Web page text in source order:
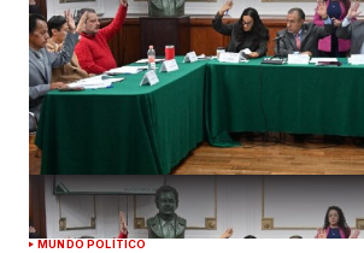
MUNDO POLÍTICO